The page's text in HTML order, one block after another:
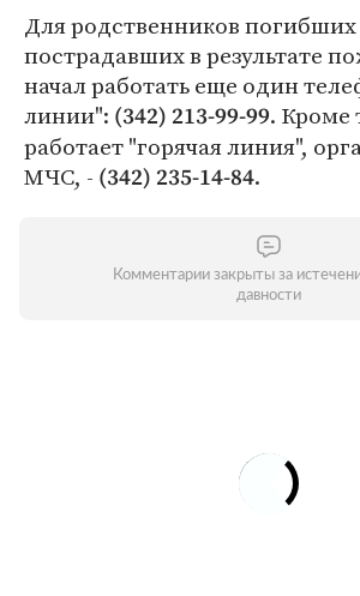
Для родственников
пострадавших в результате
начал работать еще один
линии": (342) 213-99-99. Кроме
работает "горячая линия",
МЧС, - (342) 235-14-84.
Комментарии закрыты за
давности